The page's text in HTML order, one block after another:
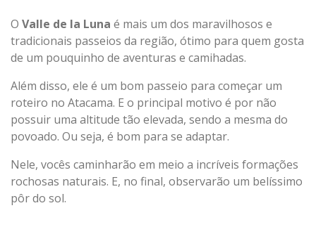
O Valle de la Luna é mais um dos maravilhosos e
tradicionais passeios da região, ótimo para quem gosta
de um pouquinho de aventuras e camihadas.
Além disso, ele é um bom passeio para começar um
roteiro no Atacama. E o principal motivo é por não
possuir uma altitude tão elevada, sendo a mesma do
povoado. Ou seja, é bom para se adaptar.
Nele, vocês caminharão em meio a incríveis formações
rochosas naturais. E, no final, observarão um belíssimo
pôr do sol.